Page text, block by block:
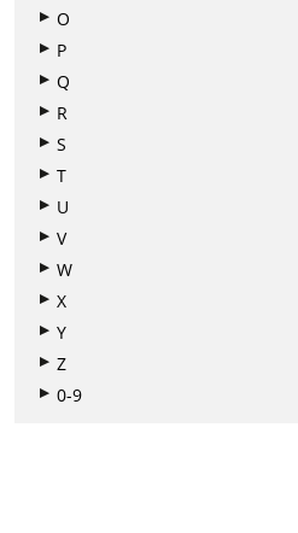
O
P
Q
R
S
T
U
V
W
X
Y
Z
0-9